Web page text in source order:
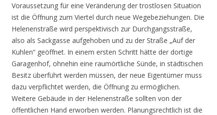
Voraussetzung für eine Veränderung der trostlosen Situation
ist die Öffnung zum Viertel durch neue Wegebeziehungen. Die
Helenenstraße wird perspektivisch zur Durchgangsstraße,
also als Sackgasse aufgehoben und zu der Straße „Auf der
Kuhlen“ geöffnet. In einem ersten Schritt hätte der dortige
Garagenhof, ohnehin eine raumörtliche Sünde, in städtischen
Besitz überführt werden müssen, der neue Eigentümer muss
dazu verpflichtet werden, die Öffnung zu ermöglichen.
Weitere Gebäude in der Helenenstraße sollten von der
öffentlichen Hand erworben werden. Planungsrechtlich ist die